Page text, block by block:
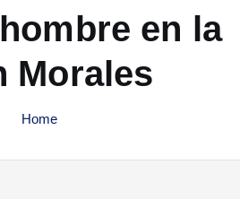
en la
Morales
Home